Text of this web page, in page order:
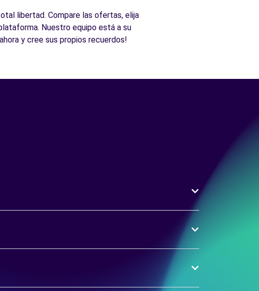
libertad. Compare las ofertas, elija
Nuestro equipo está a su
y cree sus propios recuerdos!